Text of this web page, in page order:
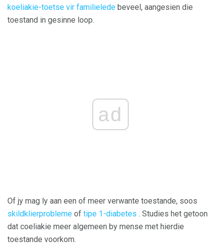
koeliakie-toetse vir familielede beveel, aangesien die
toestand in gesinne loop.
ad
Of jy mag ly aan een of meer verwante toestande, soos
skildklierprobleme of tipe 1-diabetes . Studies het getoon
dat coeliakie meer algemeen by mense met hierdie
toestande voorkom.